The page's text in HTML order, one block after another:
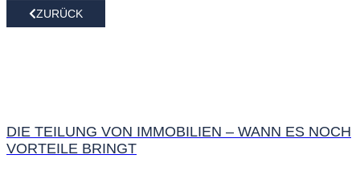
ZURÜCK
DIE TEILUNG VON IMMOBILIEN – WANN ES NOCH
VORTEILE BRINGT